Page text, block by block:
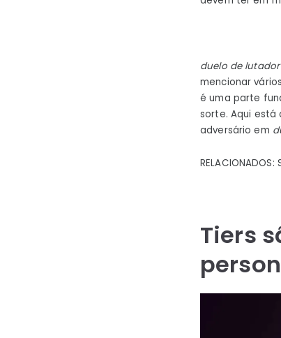
duelo de
mencionar
é uma parte
sorte. Aqui está
adversário em
Tiers